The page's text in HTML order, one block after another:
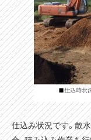
仕込み状況です。散